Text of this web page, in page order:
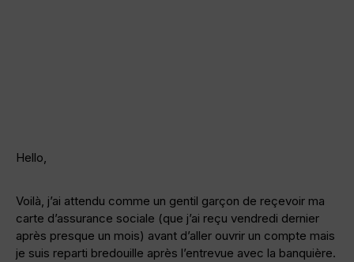
Hello,
Voilà, j’ai attendu comme un gentil garçon de reçevoir ma
carte d’assurance sociale (que j’ai reçu vendredi dernier
après presque un mois) avant d’aller ouvrir un compte mais
je suis reparti bredouille après l’entrevue avec la banquière.